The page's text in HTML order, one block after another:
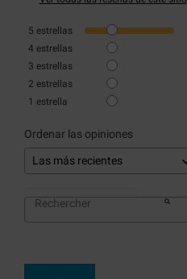
5 estrellas
4 estrellas
3 estrellas
2 estrellas
1 estrella
Ordenar las opiniones